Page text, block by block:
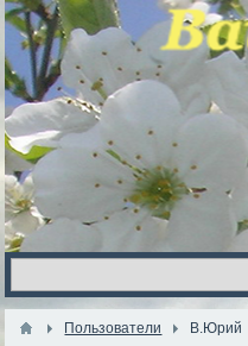
Пользователи В.Юрий